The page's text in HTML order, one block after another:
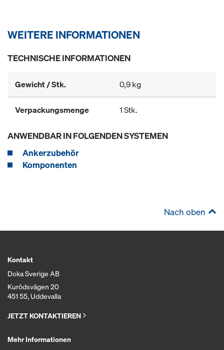
WEITERE INFORMATIONEN
TECHNISCHE INFORMATIONEN
Gewicht / Stk. 0,9 kg
Verpackungsmenge 1 Stk.
ANWENDBAR IN FOLGENDEN SYSTEMEN
Ankerzubehör
Komponenten
Nach oben
Kontakt
Doka Sverige AB
Kurödsvägen 20
451 55, Uddevalla
JETZT KONTAKTIEREN
Mehr Informationen